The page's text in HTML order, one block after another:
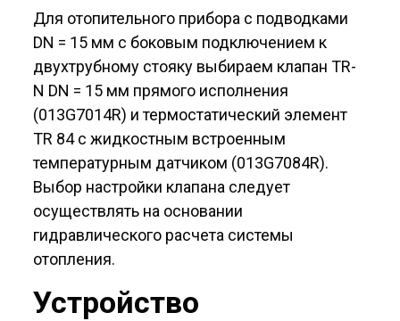
Для отопительного прибора с подводками
DN = 15 мм с боковым подключением к
двухтрубному стояку выбираем клапан TR-
N DN = 15 мм прямого исполнения
(013G7014R) и термостатический элемент
TR 84 с жидкостным встроенным
температурным датчиком (013G7084R).
Выбор настройки клапана следует
осуществлять на основании
гидравлического расчета системы
отопления.
Устройство